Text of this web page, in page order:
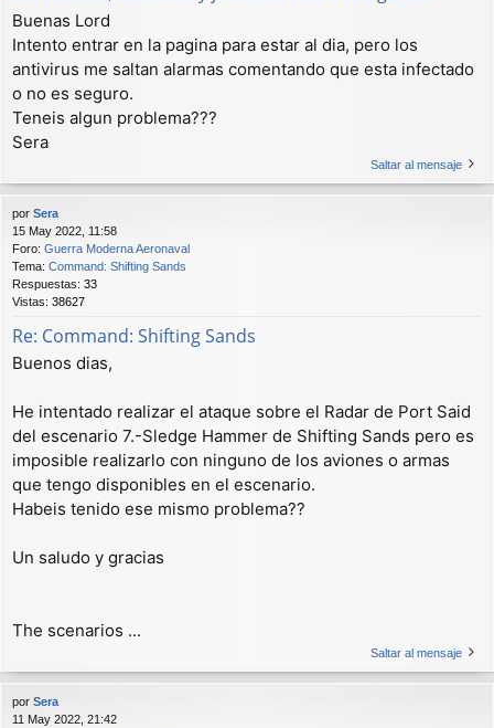
Buenas Lord
Intento entrar en la pagina para estar al dia, pero los
antivirus me saltan alarmas comentando que esta infectado
o no es seguro.
Teneis algun problema???
Sera
Saltar al mensaje
por Sera
15 May 2022, 11:58
Foro: Guerra Moderna Aeronaval
Tema: Command: Shifting Sands
Respuestas: 33
Vistas: 38627
Re: Command: Shifting Sands
Buenos dias,
He intentado realizar el ataque sobre el Radar de Port Said
del escenario 7.-Sledge Hammer de Shifting Sands pero es
imposible realizarlo con ninguno de los aviones o armas
que tengo disponibles en el escenario.
Habeis tenido ese mismo problema??
Un saludo y gracias
The scenarios ...
Saltar al mensaje
por Sera
11 May 2022, 21:42